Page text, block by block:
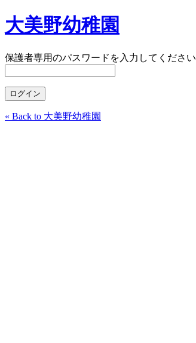
大美野幼稚園
保護者専用のパスワードを入力してください
« Back to 大美野幼稚園